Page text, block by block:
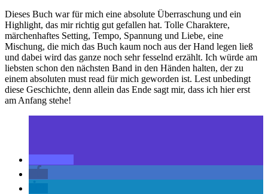
Dieses Buch war für mich eine absolute Überraschung und ein
Highlight, das mir richtig gut gefallen hat. Tolle Charaktere,
märchenhaftes Setting, Tempo, Spannung und Liebe, eine
Mischung, die mich das Buch kaum noch aus der Hand legen ließ
und dabei wird das ganze noch sehr fesselnd erzählt. Ich würde am
liebsten schon den nächsten Band in den Händen halten, der zu
einem absoluten must read für mich geworden ist. Lest unbedingt
diese Geschichte, denn allein das Ende sagt mir, dass ich hier erst
am Anfang stehe!